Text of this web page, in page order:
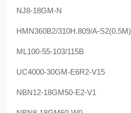
NJ8-18GM-N
HMN360B2/310H.809/A-S2(0.5M)
ML100-55-103/115B
UC4000-30GM-E6R2-V15
NBN12-18GM50-E2-V1